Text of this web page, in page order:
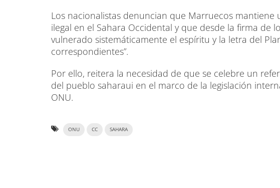
Los nacionalistas denuncian que Marruecos
ilegal en el Sahara Occidental y que desde la firma de
vulnerado sistemáticamente el espíritu y la letra del
correspondientes”.
Por ello, reitera la necesidad de que se celebre un
del pueblo saharaui en el marco de la legislación
ONU.
ONU CC SAHARA